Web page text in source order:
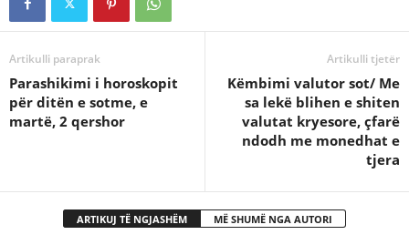
Artikulli paraprak
Parashikimi i horoskopit
për ditën e sotme, e
martë, 2 qershor
Artikulli tjetër
Këmbimi valutor sot/ Me
sa lekë blihen e shiten
valutat kryesore, çfarë
ndodh me monedhat e
tjera
ARTIKUJ TË NGJASHËM MË SHUMË NGA AUTORI